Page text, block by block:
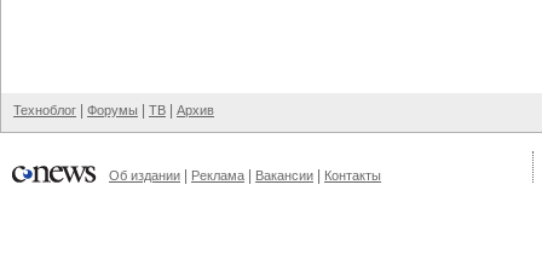
Техноблог Форумы ТВ Архив
Об издании Реклама Вакансии Контакты